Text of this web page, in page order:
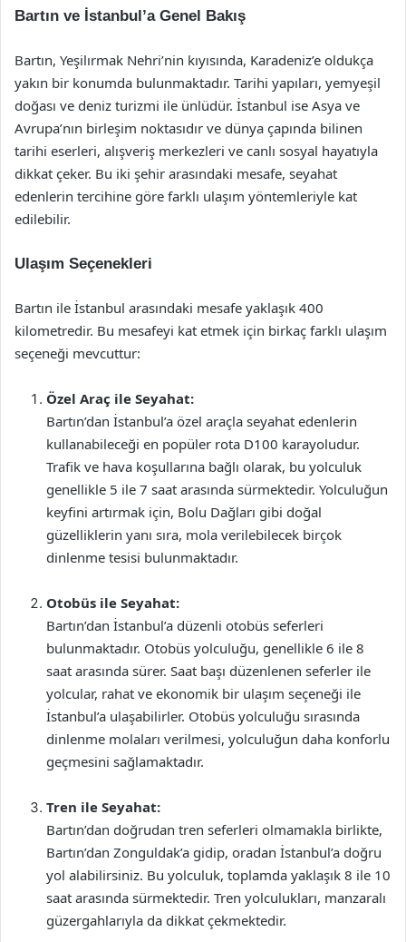
Bartın ve İstanbul’a Genel Bakış
Bartın, Yeşilırmak Nehri’nin kıyısında, Karadeniz’e oldukça
yakın bir konumda bulunmaktadır. Tarihi yapıları, yemyeşil
doğası ve deniz turizmi ile ünlüdür. İstanbul ise Asya ve
Avrupa’nın birleşim noktasıdır ve dünya çapında bilinen
tarihi eserleri, alışveriş merkezleri ve canlı sosyal hayatıyla
dikkat çeker. Bu iki şehir arasındaki mesafe, seyahat
edenlerin tercihine göre farklı ulaşım yöntemleriyle kat
edilebilir.
Ulaşım Seçenekleri
Bartın ile İstanbul arasındaki mesafe yaklaşık 400
kilometredir. Bu mesafeyi kat etmek için birkaç farklı ulaşım
seçeneği mevcuttur:
Özel Araç ile Seyahat:
Bartın’dan İstanbul’a özel araçla seyahat edenlerin
kullanabileceği en popüler rota D100 karayoludur.
Trafik ve hava koşullarına bağlı olarak, bu yolculuk
genellikle 5 ile 7 saat arasında sürmektedir. Yolculuğun
keyfini artırmak için, Bolu Dağları gibi doğal
güzelliklerin yanı sıra, mola verilebilecek birçok
dinlenme tesisi bulunmaktadır.
Otobüs ile Seyahat:
Bartın’dan İstanbul’a düzenli otobüs seferleri
bulunmaktadır. Otobüs yolculuğu, genellikle 6 ile 8
saat arasında sürer. Saat başı düzenlenen seferler ile
yolcular, rahat ve ekonomik bir ulaşım seçeneği ile
İstanbul’a ulaşabilirler. Otobüs yolculuğu sırasında
dinlenme molaları verilmesi, yolculuğun daha konforlu
geçmesini sağlamaktadır.
Tren ile Seyahat:
Bartın’dan doğrudan tren seferleri olmamakla birlikte,
Bartın’dan Zonguldak’a gidip, oradan İstanbul’a doğru
yol alabilirsiniz. Bu yolculuk, toplamda yaklaşık 8 ile 10
saat arasında sürmektedir. Tren yolculukları, manzaralı
güzergahlarıyla da dikkat çekmektedir.